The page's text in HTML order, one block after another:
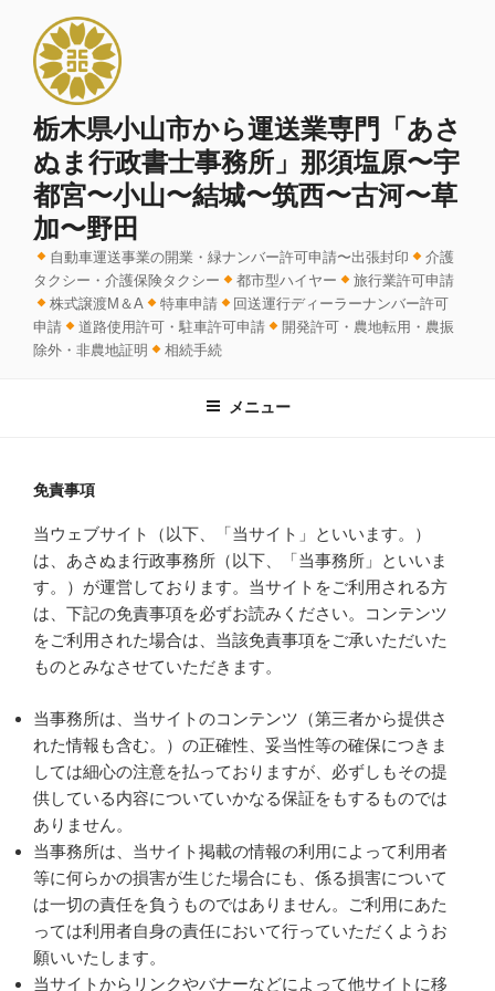
栃木県小山市から運送業専門「あさ
ぬま行政書士事務所」那須塩原〜宇
都宮〜小山〜結城〜筑西〜古河〜草
加〜野田
自動車運送事業の開業・緑ナンバー許可申請〜出張封印
介護
タクシー・介護保険タクシー
都市型ハイヤー
旅行業許可申請
株式譲渡M＆A
特車申請
回送運行ディーラーナンバー許可
申請
道路使用許可・駐車許可申請
開発許可・農地転用・農振
除外・非農地証明
相続手続
メニュー
免責事項
当ウェブサイト（以下、「当サイト」といいます。）
は、あさぬま行政事務所（以下、「当事務所」といいま
す。）が運営しております。当サイトをご利用される方
は、下記の免責事項を必ずお読みください。コンテンツ
をご利用された場合は、当該免責事項をご承いただいた
ものとみなさせていただきます。
当事務所は、当サイトのコンテンツ（第三者から提供さ
れた情報も含む。）の正確性、妥当性等の確保につきま
しては細心の注意を払っておりますが、必ずしもその提
供している内容についていかなる保証をもするものでは
ありません。
当事務所は、当サイト掲載の情報の利用によって利用者
等に何らかの損害が生じた場合にも、係る損害について
は一切の責任を負うものではありません。ご利用にあた
っては利用者自身の責任において行っていただくようお
願いいたします。
当サイトからリンクやバナーなどによって他サイトに移